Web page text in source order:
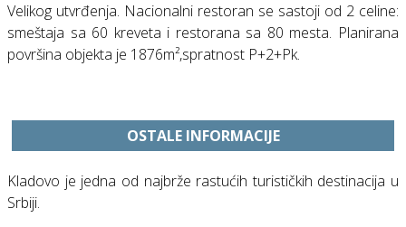
Velikog utvrđenja. Nacionalni restoran se sastoji od 2 celine:
smeštaja sa 60 kreveta i restorana sa 80 mesta. Planirana
površina objekta je 1876m²,spratnost P+2+Pk.
OSTALE INFORMACIJE
Kladovo je jedna od najbrže rastućih turističkih destinacija u
Srbiji.